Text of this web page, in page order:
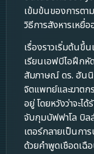
เข้มข้นของการตา
วิธีการสังหารเหยื่
เรื่องราวเริ่มต้นขึ้
เรียนเอฟบีไอฝึกหั
สัมภาษณ์ ดร. ฮัน
จิตแพทย์และฆาต
อยู่ โดยหวังว่าจะไ
จับกุมบัฟฟาโล บิล
เตอร์กลายเป็นกา
ด้วยคำพูดเชือดเฉื